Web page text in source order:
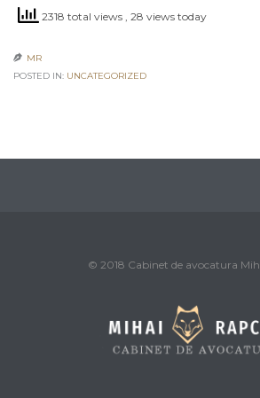
2318 total views , 28 views today
 MR
POSTED IN: UNCATEGORIZED
© 2018 Cabinet de avocatura